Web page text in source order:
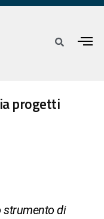
progetti
strumento di